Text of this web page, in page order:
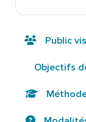
Public
Objectifs